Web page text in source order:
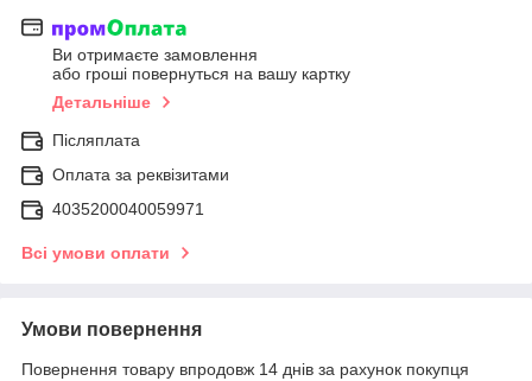
Ви отримаєте замовлення
або гроші повернуться на вашу картку
Детальніше
Післяплата
Оплата за реквізитами
4035200040059971
Всі умови оплати
Умови повернення
Повернення товару впродовж 14 днів за рахунок покупця